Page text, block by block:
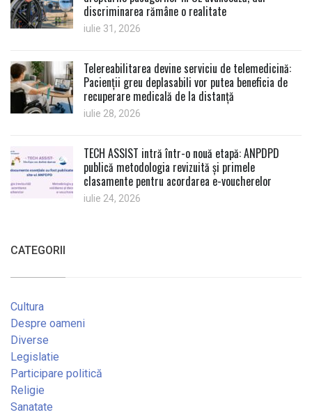
discriminarea rămâne o realitate
iulie 31, 2026
Telereabilitarea devine serviciu de telemedicină:
Pacienții greu deplasabili vor putea beneficia de
recuperare medicală de la distanță
iulie 28, 2026
TECH ASSIST intră într-o nouă etapă: ANPDPD
publică metodologia revizuită și primele
clasamente pentru acordarea e-voucherelor
iulie 24, 2026
CATEGORII
Cultura
Despre oameni
Diverse
Legislatie
Participare politică
Religie
Sanatate